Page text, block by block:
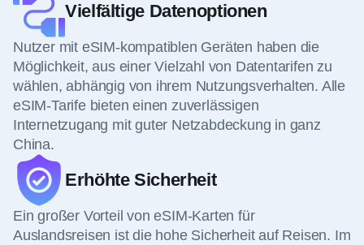
Vielfältige Datenoptionen
Nutzer mit eSIM-kompatiblen Geräten haben die
Möglichkeit, aus einer Vielzahl von Datentarifen zu
wählen, abhängig von ihrem Nutzungsverhalten. Alle
eSIM-Tarife bieten einen zuverlässigen
Internetzugang mit guter Netzabdeckung in ganz
China.
Erhöhte Sicherheit
Ein großer Vorteil von eSIM-Karten für
Auslandsreisen ist die hohe Sicherheit auf Reisen. Im